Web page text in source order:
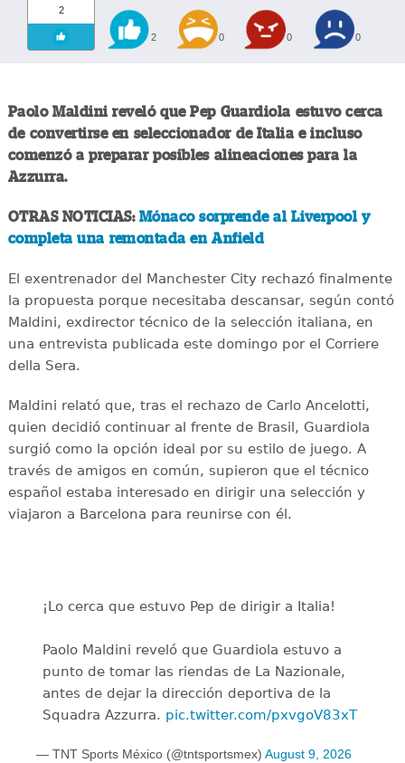
2
2 0 0 0
Paolo Maldini reveló que Pep Guardiola estuvo cerca
de convertirse en seleccionador de Italia e incluso
comenzó a preparar posibles alineaciones para la
Azzurra.
OTRAS NOTICIAS: Mónaco sorprende al Liverpool y
completa una remontada en Anfield
El exentrenador del Manchester City rechazó finalmente
la propuesta porque necesitaba descansar, según contó
Maldini, exdirector técnico de la selección italiana, en
una entrevista publicada este domingo por el Corriere
della Sera.
Maldini relató que, tras el rechazo de Carlo Ancelotti,
quien decidió continuar al frente de Brasil, Guardiola
surgió como la opción ideal por su estilo de juego. A
través de amigos en común, supieron que el técnico
español estaba interesado en dirigir una selección y
viajaron a Barcelona para reunirse con él.
¡Lo cerca que estuvo Pep de dirigir a Italia!
Paolo Maldini reveló que Guardiola estuvo a
punto de tomar las riendas de La Nazionale,
antes de dejar la dirección deportiva de la
Squadra Azzurra. pic.twitter.com/pxvgoV83xT
— TNT Sports México (@tntsportsmex) August 9, 2026